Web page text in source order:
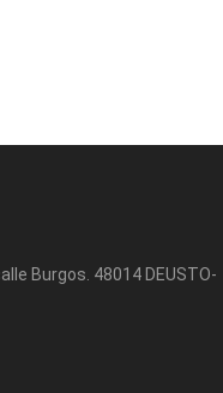
Burgos. 48014 DEUSTO-